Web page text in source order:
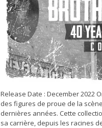
Release Date : December 2022
des figures de proue de la
dernières années. Cette
sa carrière, depuis les racines